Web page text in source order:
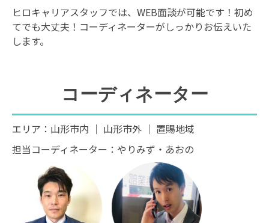
ヒロキャリアスタッフでは、WEB面談が可能です！初め
てでも大丈夫！コーディネーターがしっかりお伝えいた
します。
コーディネーター
エリア：山形市内 ｜ 山形市外 ｜ 置賜地域
担当コーディネーター：やりみず・あおの